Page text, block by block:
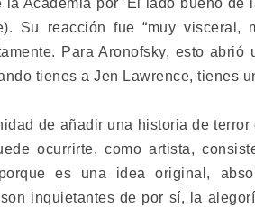
Academia por 'El lado bueno de
Su reacción fue “muy visceral,
Para Aronofsky, esto abrió
tienes a Jen Lawrence, tienes
de añadir una historia de
ocurrirte, como artista,
es una idea original,
inquietantes de por sí, la